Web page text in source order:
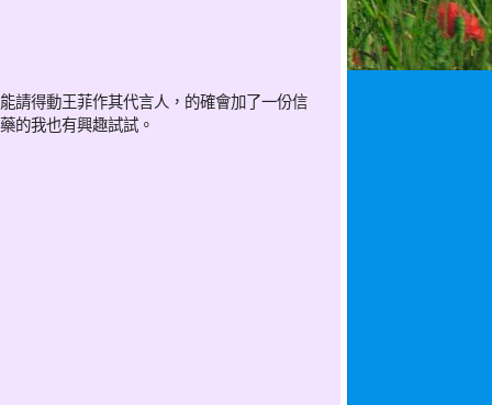
請得動王菲作其代言人，的確會加了一份信
的我也有興趣試試。